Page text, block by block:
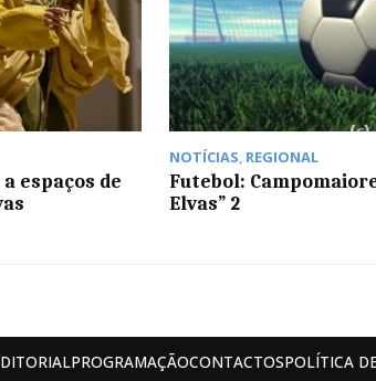
espaços de
NOTÍCIAS, REGIONAL
Futebol:
Elvas” 2
PROGRAMAÇÃOCONTACTOSPOLÍTICA